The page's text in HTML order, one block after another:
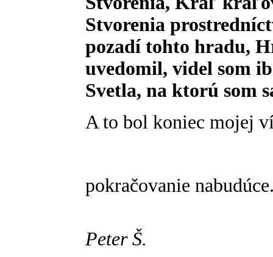
Stvorenia
pozadí tohto hradu,
uvedomil, videl som
Svetla, na ktorú som
A to bol koniec mojej
pokračovanie
Peter Š.